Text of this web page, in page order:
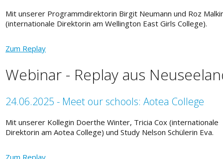
Mit unserer Programmdirektorin Birgit Neumann und Roz
(internationale Direktorin am Wellington East Girls College).
Zum Replay
Webinar - Replay aus
24.06.2025 - Meet our schools: Aotea College
Mit unserer Kollegin Doerthe Winter, Tricia Cox (internationale
Direktorin am Aotea College) und Study Nelson Schülerin Eva.
Zum Replay